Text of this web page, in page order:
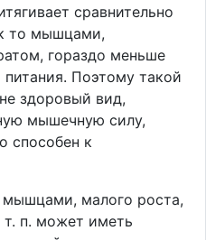
сравнительно
то мышцами,
гораздо меньше
питания. Поэтому такой
здоровый вид,
мышечную силу,
способен к
малого роста,
п. может иметь